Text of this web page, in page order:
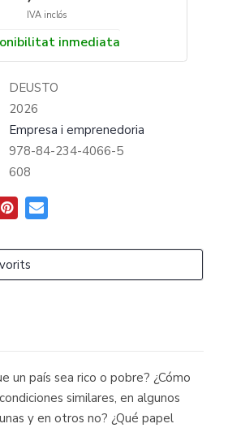
IVA inclós
inmediata
DEUSTO
2026
Empresa i emprenedoria
978-84-234-4066-5
608
un país sea rico o pobre? ¿Cómo
similares, en algunos
y en otros no? ¿Qué papel